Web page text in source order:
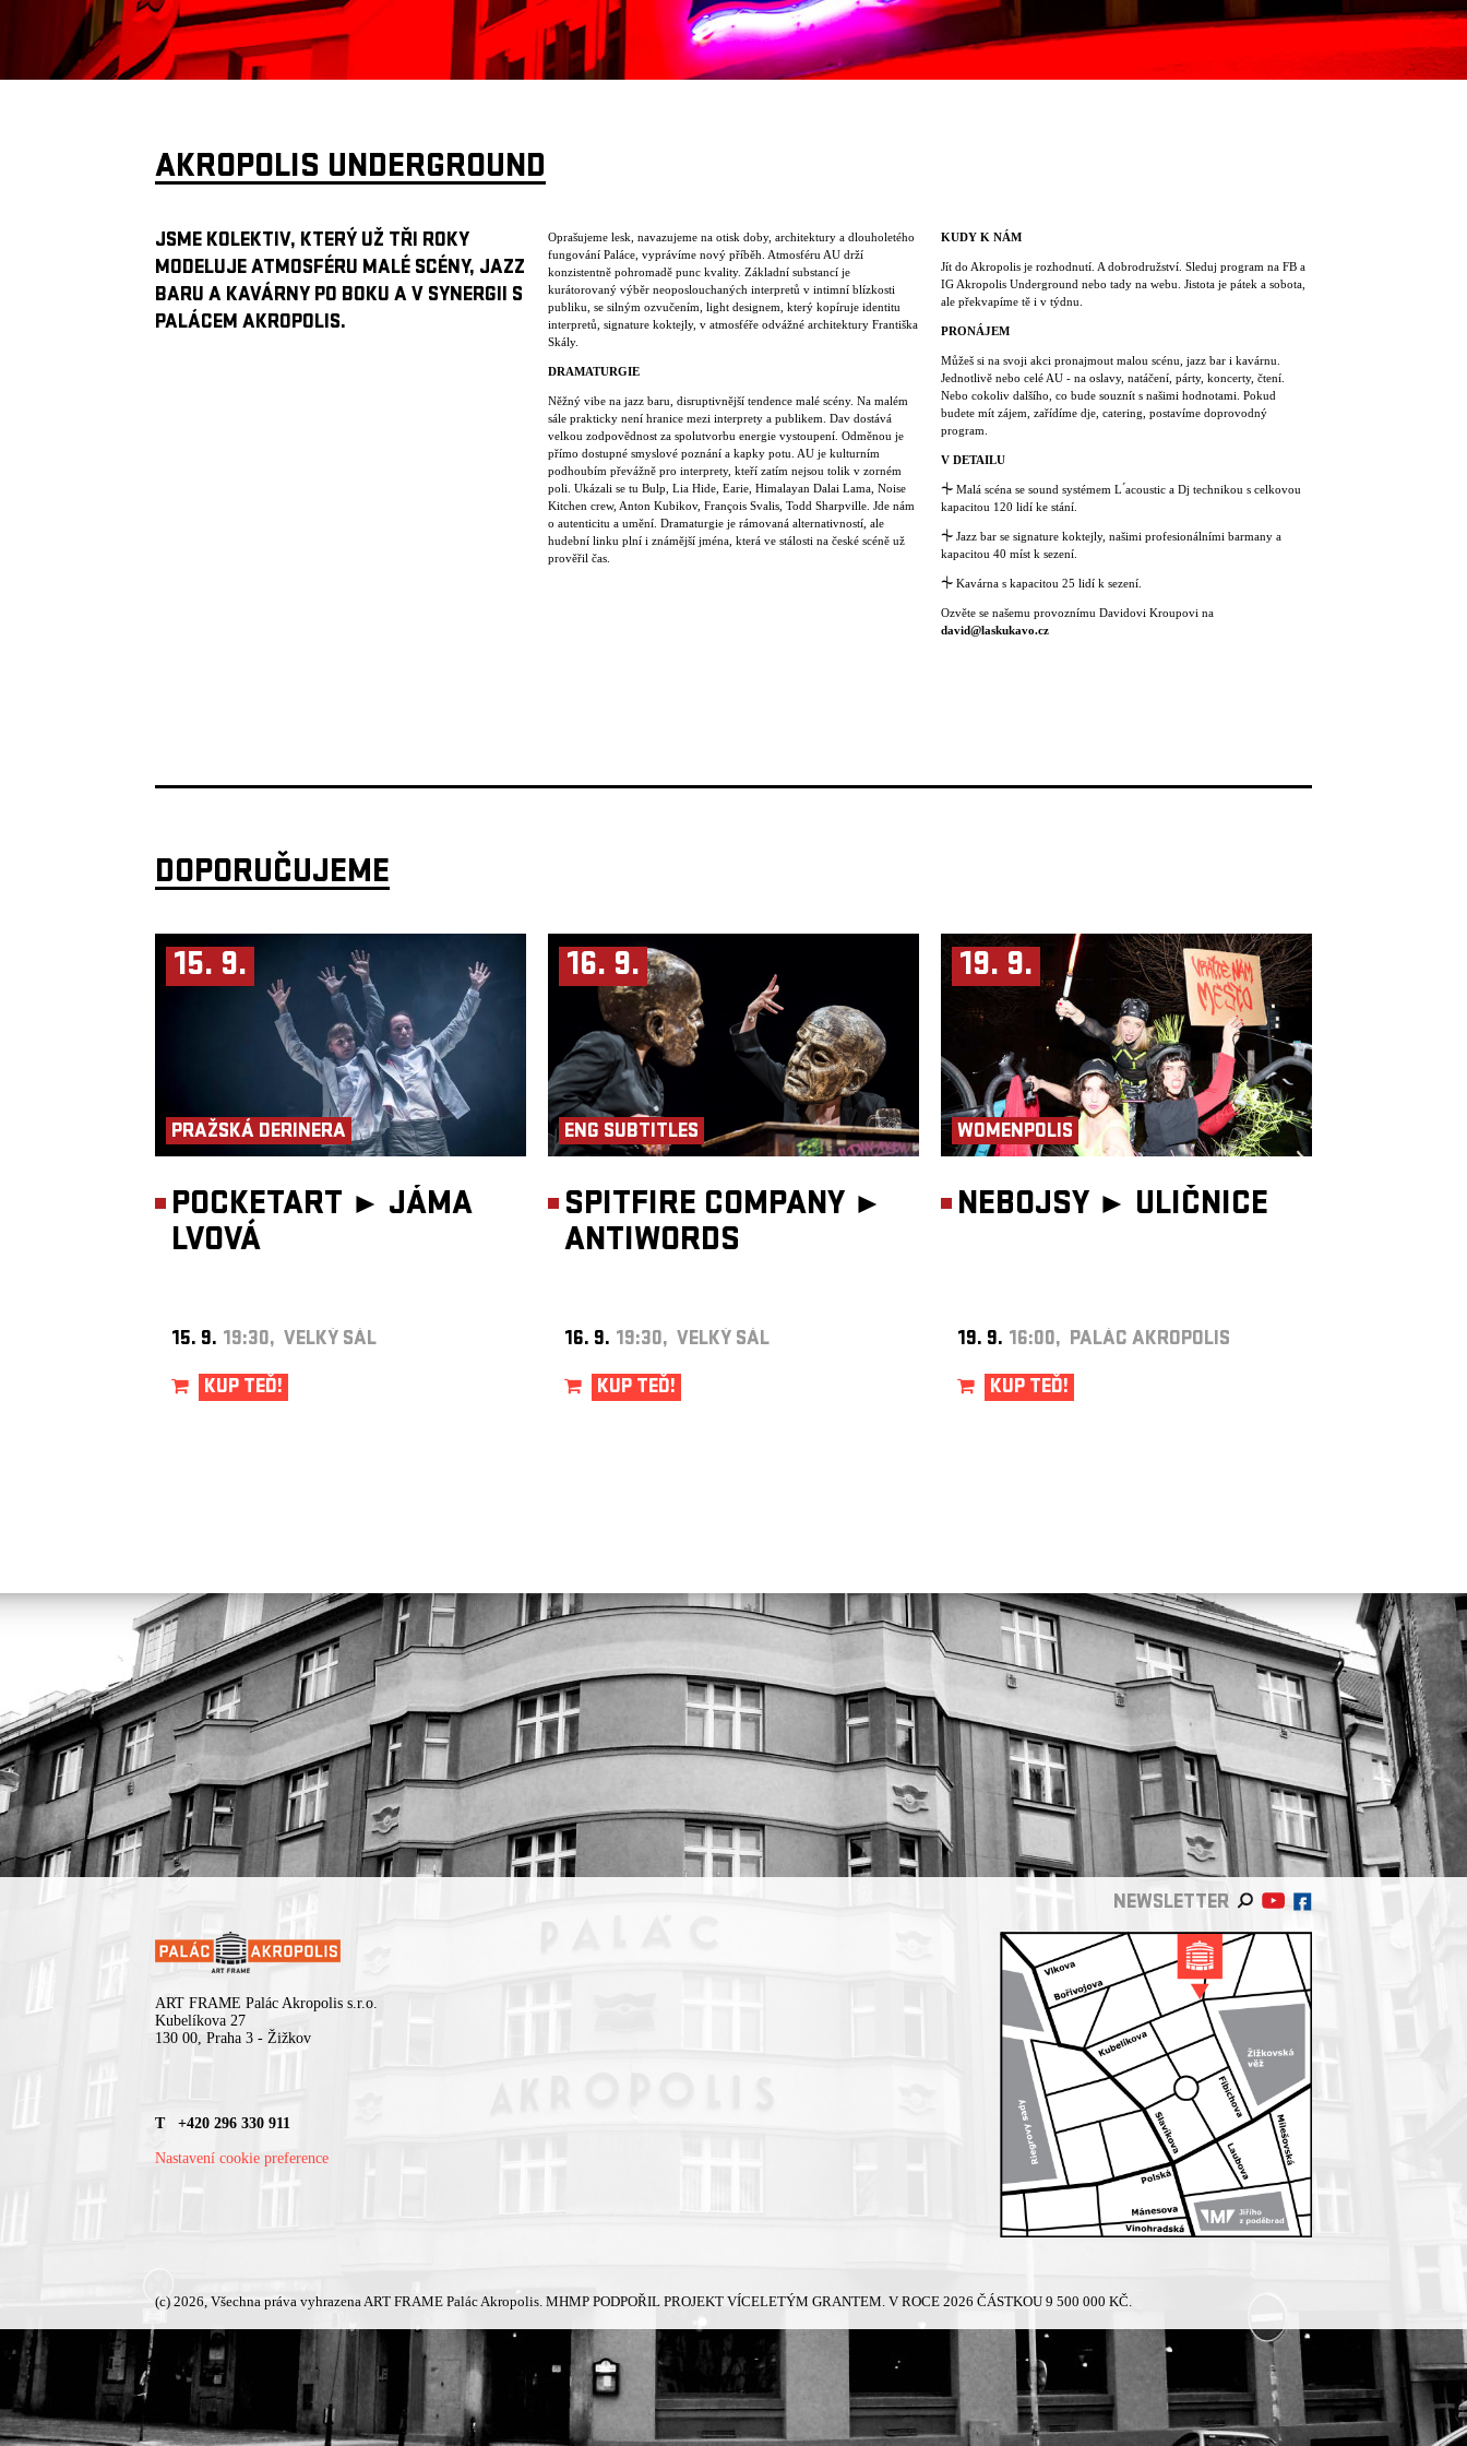
AKROPOLIS UNDERGROUND
JSME KOLEKTIV, KTERÝ UŽ TŘI ROKY
MODELUJE ATMOSFÉRU MALÉ SCÉNY, JAZZ
BARU A KAVÁRNY PO BOKU A V SYNERGII S
PALÁCEM AKROPOLIS.
Oprašujeme lesk, navazujeme na otisk doby, architektury a dlouholetého
fungování Paláce, vyprávíme nový příběh. Atmosféru AU drží
konzistentně pohromadě punc kvality. Základní substancí je
kurátorovaný výběr neoposlouchaných interpretů v intimní blízkosti
publiku, se silným ozvučením, light designem, který kopíruje identitu
interpretů, signature koktejly, v atmosféře odvážné architektury Františka
Skály.
DRAMATURGIE
Něžný vibe na jazz baru, disruptivnější tendence malé scény. Na malém
sále prakticky není hranice mezi interprety a publikem. Dav dostává
velkou zodpovědnost za spolutvorbu energie vystoupení. Odměnou je
přímo dostupné smyslové poznání a kapky potu. AU je kulturním
podhoubím převážně pro interprety, kteří zatím nejsou tolik v zorném
poli. Ukázali se tu Bulp, Lia Hide, Earie, Himalayan Dalai Lama, Noise
Kitchen crew, Anton Kubikov, François Svalis, Todd Sharpville. Jde nám
o autenticitu a umění. Dramaturgie je rámovaná alternativností, ale
hudební linku plní i známější jména, která ve stálosti na české scéně už
prověřil čas.
KUDY K NÁM
Jít do Akropolis je rozhodnutí. A dobrodružství. Sleduj program na FB a
IG Akropolis Underground nebo tady na webu. Jistota je pátek a sobota,
ale překvapíme tě i v týdnu.
PRONÁJEM
Můžeš si na svoji akci pronajmout malou scénu, jazz bar i kavárnu.
Jednotlivě nebo celé AU - na oslavy, natáčení, párty, koncerty, čtení.
Nebo cokoliv dalšího, co bude souznít s našimi hodnotami. Pokud
budete mít zájem, zařídíme dje, catering, postavíme doprovodný
program.
V DETAILU
⏆ Malá scéna se sound systémem L ́acoustic a Dj technikou s celkovou
kapacitou 120 lidí ke stání.
⏆ Jazz bar se signature koktejly, našimi profesionálními barmany a
kapacitou 40 míst k sezení.
⏆ Kavárna s kapacitou 25 lidí k sezení.
Ozvěte se našemu provoznímu Davidovi Kroupovi na
david@laskukavo.cz
DOPORUČUJEME
15. 9.
PRAŽSKÁ DERINERA
POCKETART ► JÁMA
LVOVÁ
15. 9. 19:30, VELKÝ SÁL
KUP TEĎ!
16. 9.
ENG SUBTITLES
SPITFIRE COMPANY ►
ANTIWORDS
16. 9. 19:30, VELKÝ SÁL
KUP TEĎ!
19. 9.
WOMENPOLIS
NEBOJSY ► ULIČNICE
19. 9. 16:00, PALÁC AKROPOLIS
KUP TEĎ!
NEWSLETTER
ART FRAME Palác Akropolis s.r.o.
Kubelíkova 27
130 00, Praha 3 - Žižkov
T +420 296 330 911
Nastavení cookie preference
(c) 2026, Všechna práva vyhrazena ART FRAME Palác Akropolis. MHMP PODPOŘIL PROJEKT VÍCELETÝM GRANTEM. V ROCE 2026 ČÁSTKOU 9 500 000 KČ.